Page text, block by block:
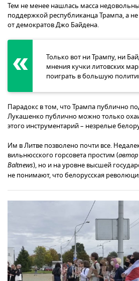
Тем не менее нашлась масса
поддержкой республиканца Трампа, а
от демократов Джо Байдена.
Только вот ни Трампу, ни
мнения кучки литовских
поиграть в большую
Парадокс в том, что Трампа публично
Лукашенко публично можно только
этого инструментарий – незрелые
Им в Литве позволено почти все.
вильнюсского горсовета простим (автор
Baltnews), но и на уровне высшей
не понимают, что белорусская